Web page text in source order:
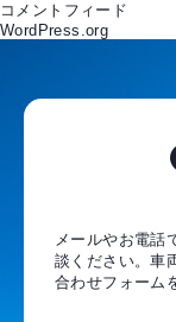
コメントフィード
WordPress.org
メールやお電話
談ください。車
合わせフォーム